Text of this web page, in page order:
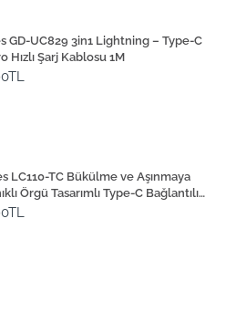
GD-UC829 3in1 Lightning – Type-C
Hızlı Şarj Kablosu 1M
LC110-TC Bükülme ve Aşınmaya
Örgü Tasarımlı Type-C Bağlantılı
Kablosu 30cm